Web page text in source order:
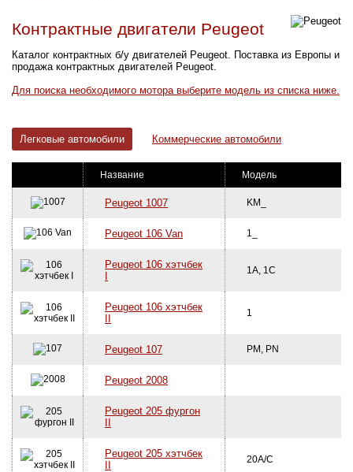
Контрактные двигатели Peugeot
Каталог контрактных б/у двигателей Peugeot. Поставка из Европы и
продажа контрактных двигателей Peugeot.
Для поиска необходимого мотора выберите модель из списка ниже.
Легковые автомобили Коммерческие автомобили
Название Модель
Peugeot 1007 KM_
Peugeot 106 Van 1_
Peugeot 106 хэтчбек
I
1A, 1C
Peugeot 106 хэтчбек
II
1
Peugeot 107 PM, PN
Peugeot 2008
Peugeot 205 фургон
II
Peugeot 205 хэтчбек
II
20A/C